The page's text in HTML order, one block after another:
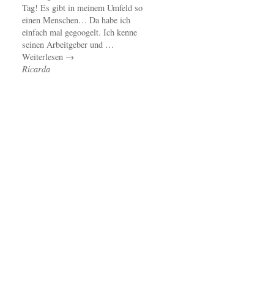
Tag! Es gibt in meinem Umfeld so
einen Menschen… Da habe ich
einfach mal gegoogelt. Ich kenne
seinen Arbeitgeber und …
Weiterlesen →
Ricarda